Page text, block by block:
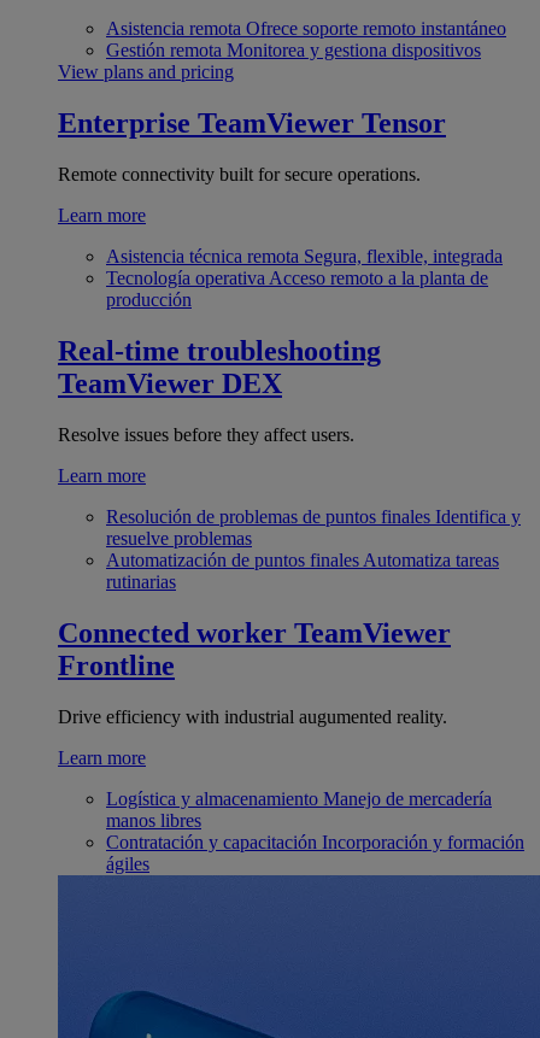
Asistencia remota Ofrece soporte remoto instantáneo
Gestión remota Monitorea y gestiona dispositivos
View plans and pricing
Enterprise TeamViewer Tensor
Remote connectivity built for secure operations.
Learn more
Asistencia técnica remota Segura, flexible, integrada
Tecnología operativa Acceso remoto a la planta de
producción
Real-time troubleshooting
TeamViewer DEX
Resolve issues before they affect users.
Learn more
Resolución de problemas de puntos finales Identifica y
resuelve problemas
Automatización de puntos finales Automatiza tareas
rutinarias
Connected worker TeamViewer
Frontline
Drive efficiency with industrial augumented reality.
Learn more
Logística y almacenamiento Manejo de mercadería
manos libres
Contratación y capacitación Incorporación y formación
ágiles